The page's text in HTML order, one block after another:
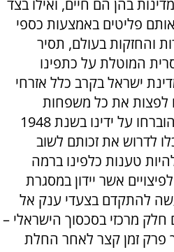
בהן הם חיים, ואילו בצד
פליטים באמצעות כספי
והחזקות בעולם, תסיר
המוטלת על כתפינו
ישראל בקרב כלל אזרחי
לפצות את כל משפחות
הפליטים אשר גורשו ו/או הוברחו על ידינו בשנת 1948
יוכלו לדרוש את זכותם לשוב
טענות כלפינו ברמה
אשר יידון במסגרת
להתקדם בצעדי ענק אל
חלק מרכזי בסכסוך הישראלי –
פרק זמן קצר לאחר החלת